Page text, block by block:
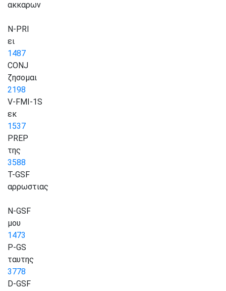
ακκαρων
N-PRI
ει
1487
CONJ
ζησομαι
2198
V-FMI-1S
εκ
1537
PREP
της
3588
T-GSF
αρρωστιας
N-GSF
μου
1473
P-GS
ταυτης
3778
D-GSF